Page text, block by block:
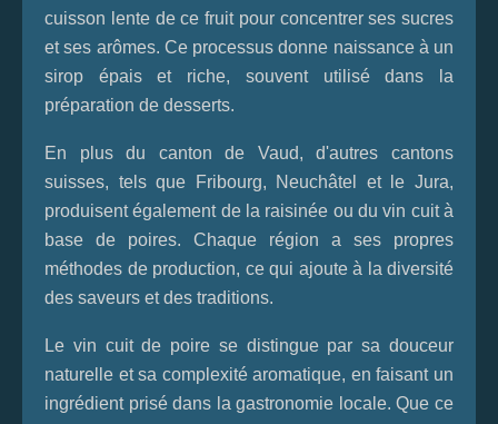
cuisson lente de ce fruit pour concentrer ses sucres
et ses arômes. Ce processus donne naissance à un
sirop épais et riche, souvent utilisé dans la
préparation de desserts.
En plus du canton de Vaud, d'autres cantons
suisses, tels que Fribourg, Neuchâtel et le Jura,
produisent également de la raisinée ou du vin cuit à
base de poires. Chaque région a ses propres
méthodes de production, ce qui ajoute à la diversité
des saveurs et des traditions.
Le vin cuit de poire se distingue par sa douceur
naturelle et sa complexité aromatique, en faisant un
ingrédient prisé dans la gastronomie locale. Que ce